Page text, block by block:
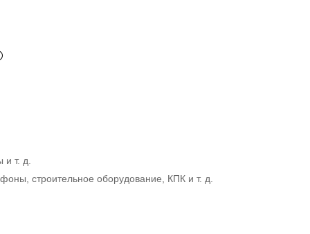
т. д.
строительное оборудование, КПК и т. д.